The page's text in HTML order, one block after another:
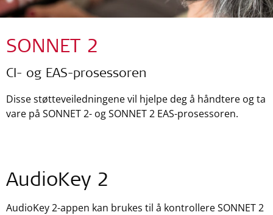
SONNET 2
CI- og EAS-prosessoren
Disse støtteveiledningene vil hjelpe deg å håndtere og ta
vare på SONNET 2- og SONNET 2 EAS-prosessoren.
AudioKey 2
AudioKey 2-appen kan brukes til å kontrollere SONNET 2